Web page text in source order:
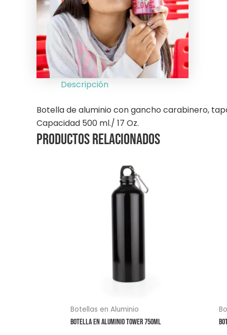
Descripción
Botella de aluminio con gancho carabinero,
Capacidad 500 ml./ 17 Oz.
Productos relacionados
Botellas en Aluminio
Botella en Aluminio Tower 750ml